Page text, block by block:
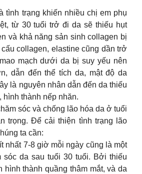
tình trạng khiến nhiều chị em phụ
từ 30 tuổi trở đi da sẽ thiếu hụt
và khả năng sản sinh collagen bị
collagen, elastine cũng dần trở
mạch dưới da bị suy yếu nên
dẫn đến thể tích da, mật độ da
là nguyên nhân dẫn đến da thiếu
hình thành nếp nhăn.
sóc và chống lão hóa da ở tuổi
trọng. Để cải thiện tình trạng lão
ta cần:
nhất 7-8 giờ mỗi ngày cũng là một
sóc da sau tuổi 30 tuổi. Bởi thiếu
hình thành quầng thâm mắt, và da